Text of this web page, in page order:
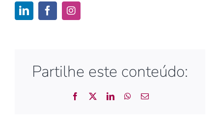
Partilhe este conteúdo:
Facebook LinkedInWhatsApp
Email